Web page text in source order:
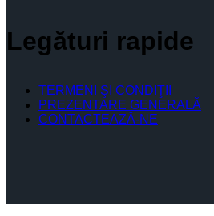
Legături rapide
TERMENI ŞI CONDIŢII
PREZENTARE GENERALĂ
CONTACTEAZĂ-NE